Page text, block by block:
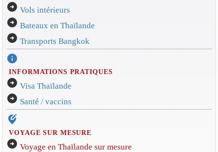
arrow_circle_right Vols intérieurs
arrow_circle_right Bateaux en Thaïlande
arrow_circle_right Transports Bangkok
info
INFORMATIONS PRATIQUES
arrow_circle_right Visa Thaïlande
arrow_circle_right Santé / vaccins
edit_location_alt
VOYAGE SUR MESURE
arrow_circle_right Voyage en Thaïlande sur mesure